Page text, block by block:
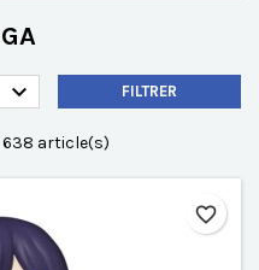
 FILTRER
638 article(s)
favorite_border